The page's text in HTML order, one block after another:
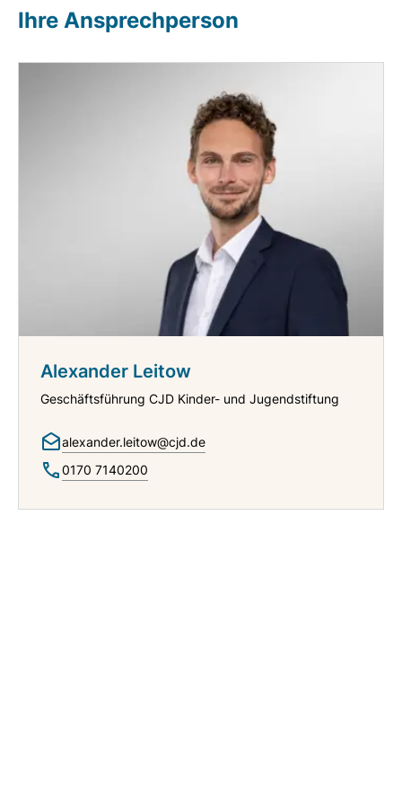
Ihre Ansprechperson
Alexander Leitow
Geschäftsführung CJD Kinder- und Jugendstiftung
alexander.leitow@cjd.de
0170 7140200